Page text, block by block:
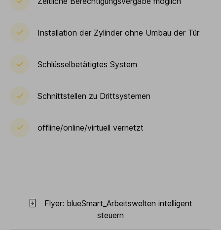
Installation der Zylinder ohne Umbau der Tür
Schlüsselbetätigtes System
Schnittstellen zu Drittsystemen
offline/online/virtuell vernetzt
Flyer: blueSmart_Arbeitswelten intelligent
steuern